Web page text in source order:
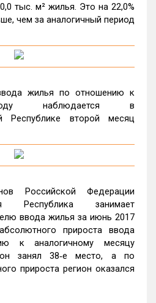
тыс. м² жилья. Это на 22,0%
чем за аналогичный период
жилья по отношению к
наблюдается в
Республике второй месяц
Российской Федерации
Республика занимает
ввода жилья за июнь 2017
прироста ввода
к аналогичному месяцу
занял 38‑е место, а по
прироста регион оказался